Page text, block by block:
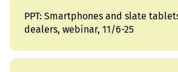
PPT: Smartphones and slate
dealers, webinar, 11/6-25